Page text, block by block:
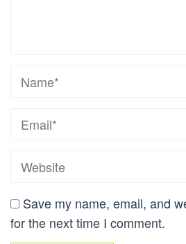
Save my name, email, and
for the next time I comment.